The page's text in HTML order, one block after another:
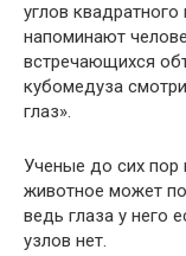
углов
напоминают
встречающихся
кубомедуза
глаз».
Ученые до сих пор
животное может
ведь глаза у него
узлов нет.